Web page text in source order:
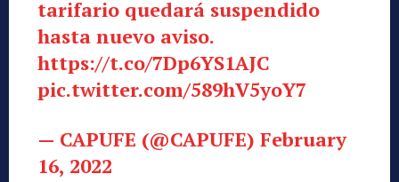
tarifario quedará suspendido
hasta nuevo aviso.
https://t.co/7Dp6YS1AJC
pic.twitter.com/589hV5yoY7
— CAPUFE (@CAPUFE) February
16, 2022